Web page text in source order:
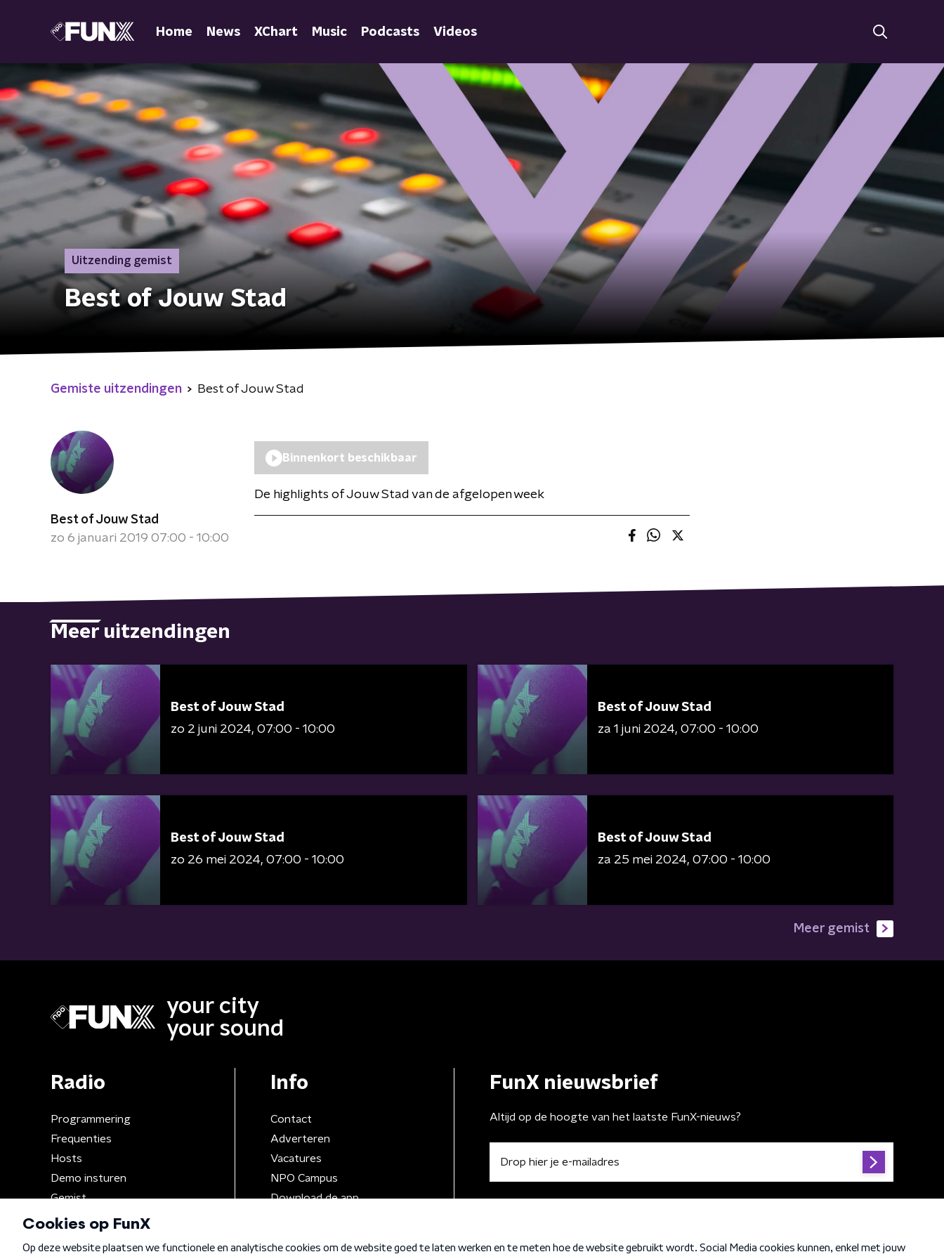
Home News XChart Music Podcasts Videos
Uitzending gemist
Best of Jouw Stad
Gemiste uitzendingen Best of Jouw Stad
Best of Jouw Stad
zo 6 januari 2019 07:00 - 10:00
Binnenkort beschikbaar
De highlights of Jouw Stad van de afgelopen week
Meer uitzendingen
Best of Jouw Stad
zo 2 juni 2024 07:00 - 10:00
Best of Jouw Stad
za 1 juni 2024 07:00 - 10:00
Best of Jouw Stad
zo 26 mei 2024 07:00 - 10:00
Best of Jouw Stad
za 25 mei 2024 07:00 - 10:00
Meer gemist
your city
your sound
Radio
Programmering
Frequenties
Hosts
Demo insturen
Gemist
Info
Contact
Adverteren
Vacatures
NPO Campus
Download de app
FunX nieuwsbrief
Altijd op de hoogte van het laatste FunX-nieuws?